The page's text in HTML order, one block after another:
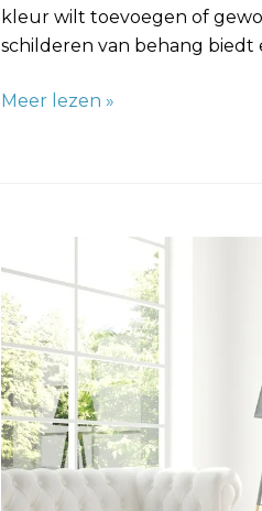
kleur wilt toevoegen of
schilderen van behang
Meer lezen »
Tips,
Technieken
en
Inspiratie